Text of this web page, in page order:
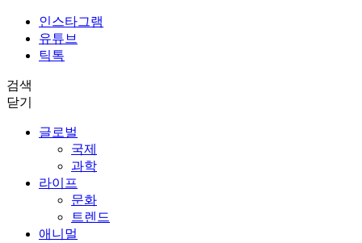
인스타그램
유튜브
틱톡
검색
닫기
글로벌
국제
과학
라이프
문화
트렌드
애니멀